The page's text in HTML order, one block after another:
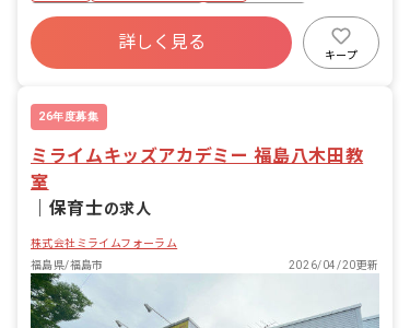
寮・住宅・家賃補助あり
社会保険完備
福利厚生充実
退職金制度
詳しく見る
キープ
26年度募集
ミライムキッズアカデミー 福島八木田教
室
保育士の求人
株式会社ミライムフォーラム
福島県/福島市
2026/04/20更新